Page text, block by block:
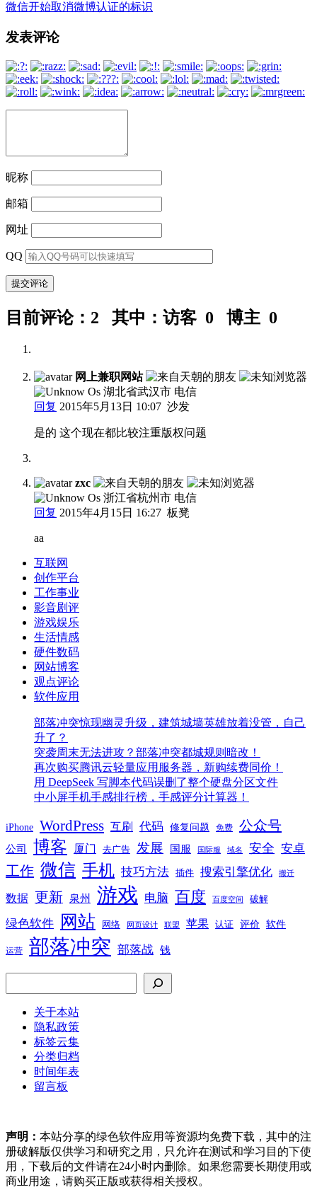
微信开始取消微博认证的标识
文
章
导
航
发表评论
昵称
邮箱
网址
QQ
目前评论：2 其中：访客 0 博主 0
网上兼职网站
湖北省武汉市 电信
回复 2015年5月13日 10:07 沙发
是的 这个现在都比较注重版权问题
zxc
浙江省杭州市 电信
回复 2015年4月15日 16:27 板凳
aa
互联网
创作平台
工作事业
影音剧评
游戏娱乐
生活情感
硬件数码
网站博客
观点评论
软件应用
部落冲突惊现幽灵升级，建筑城墙英雄放着没管，自己
升了？
突袭周末无法进攻？部落冲突都城规则暗改！
再次购买腾讯云轻量应用服务器，新购续费同价！
用 DeepSeek 写脚本代码误删了整个硬盘分区文件
中小屏手机手感排行榜，手感评分计算器！
iPhone WordPress 互刷 代码 修复问题 免费 公众号
公司 博客 厦门 去广告 发展 国服 国际服 域名 安全 安卓
工作 微信 手机 技巧方法 插件 搜索引擎优化 搬迁
数据 更新 泉州 游戏 电脑 百度 百度空间 破解
绿色软件 网站 网络 网页设计 联盟 苹果 认证 评价 软件
运营 部落冲突 部落战 钱
关于本站
隐私政策
标签云集
分类归档
时间年表
留言板
声明： 本站分享的绿色软件应用等资源均免费下载，其中的注
册破解版仅供学习和研究之用，只允许在测试和学习目的下使
用，下载后的文件请在24小时内删除。如果您需要长期使用或
商业用途，请购买正版或获得相关授权。